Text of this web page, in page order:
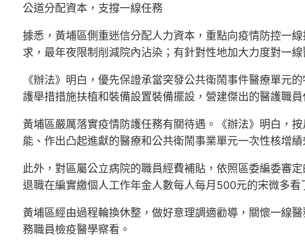
公道分配資本，支撐一線任務
據悉，黃埔區側重迷信分配人力資本，重點向疫情防控一
求，最年夜限制削減院內沾染；有針對性地加大力度對一
《辦法》明白，優先保證承當突發公共衛鬧事件醫療單元
護舉措措施扶植和裝備設置裝備擺設，營建傑出的醫護職員
黃埔區嚴厲落實疫情防護任務有關待遇。《辦法》明白，
能、作出凸起進獻的醫療和公共衛鬧事業單元一次性核增績
此外，對區屬公立病院的職員經費補貼，依照區委編委審
退職在編實繳個人工作年金人數每人每月500元的宋微多
黃埔區經由過程輪換休整，做好意理調適勸導，關懷一線
務職員檢疫醫學察看。